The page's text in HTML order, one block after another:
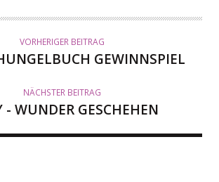
VORHERIGER BEITRAG
GEWINNSPIEL
NÄCHSTER BEITRAG
- WUNDER GESCHEHEN